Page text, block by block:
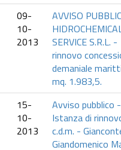
09-
10-
2013
AVVISO
SERVICE S.R.L. -
rinnovo
demaniale
mq. 1.983,5.
15-
10-
2013
Avviso pubblico -
Istanza di
c.d.m. -
Giandomenico